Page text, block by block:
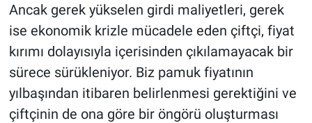
Ancak gerek yükselen girdi maliyetleri, gerek
ise ekonomik krizle mücadele eden çiftçi, fiyat
kırımı dolayısıyla içerisinden çıkılamayacak bir
sürece sürükleniyor. Biz pamuk fiyatının
yılbaşından itibaren belirlenmesi gerektiğini ve
çiftçinin de ona göre bir öngörü oluşturması